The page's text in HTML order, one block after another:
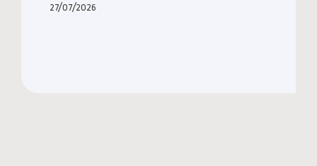
27/07/2026